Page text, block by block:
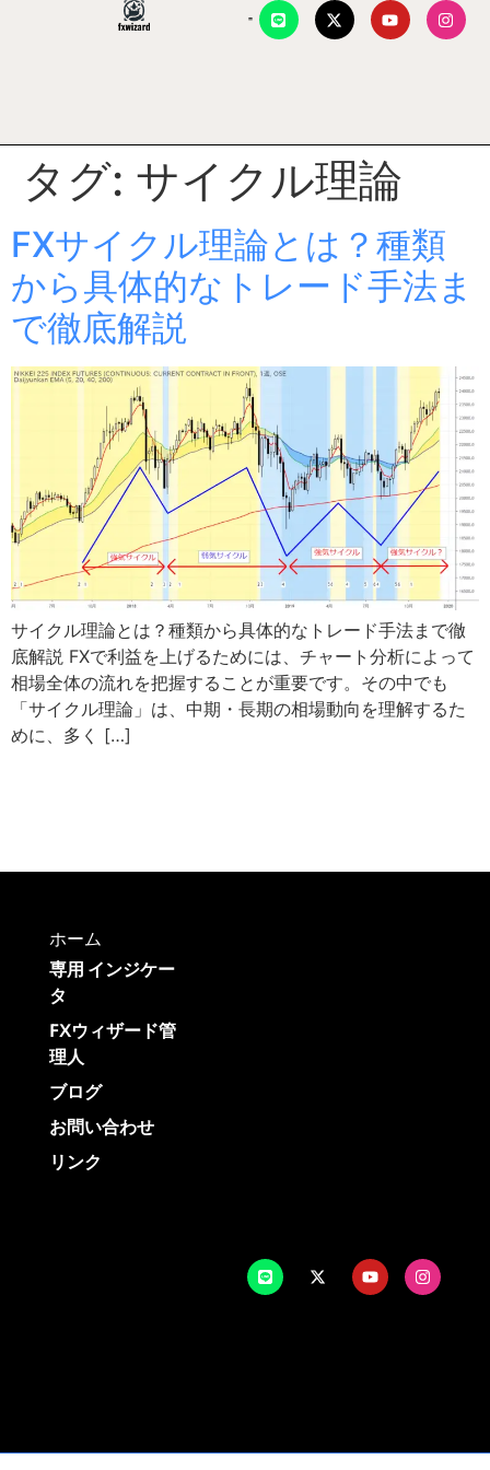
タグ: サイクル理論
FXサイクル理論とは？種類
から具体的なトレード手法ま
で徹底解説
サイクル理論とは？種類から具体的なトレード手法まで徹
底解説 FXで利益を上げるためには、チャート分析によって
相場全体の流れを把握することが重要です。その中でも
「サイクル理論」は、中期・長期の相場動向を理解するた
めに、多く […]
ホーム
専用 インジケー
タ
FXウィザード管
理人
ブログ
お問い合わせ
リンク